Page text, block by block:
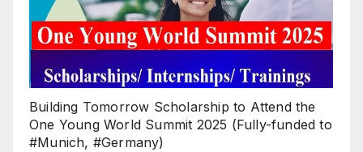
Building Tomorrow Scholarship to Attend the
One Young World Summit 2025 (Fully-funded to
#Munich, #Germany)